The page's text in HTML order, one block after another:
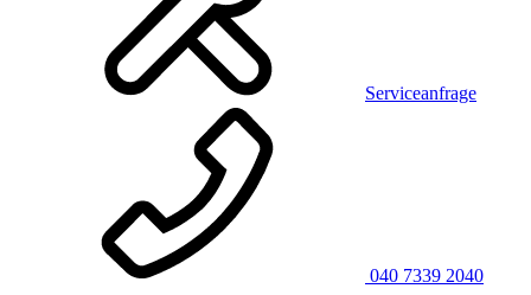
Serviceanfrage
040 7339 2040